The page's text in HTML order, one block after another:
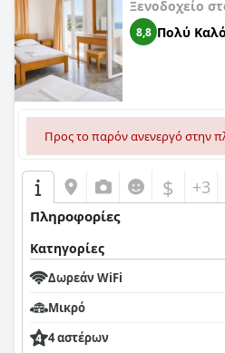
Ξενοδοχείο
8,8 Πολύ Καλό
Προς το παρόν ανενεργό στην
$ +3
Πληροφορίες
Κατηγορίες
Δωρεάν WiFi
Μικρό
4 αστέρων